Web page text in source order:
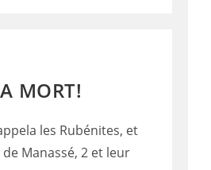
MORT!
les Rubénites, et
Manassé, 2 et leur